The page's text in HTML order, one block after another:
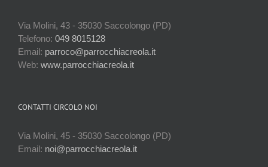
Via Molini, 43 - 35030 Saccolongo (PD)
Telefono: 049 8015128
Email: parroco@parrocchiacreola.it
Web: www.parrocchiacreola.it
CONTATTI CIRCOLO NOI
Via Molini, 45 - 35030 Saccolongo (PD)
Email: noi@parrocchiacreola.it